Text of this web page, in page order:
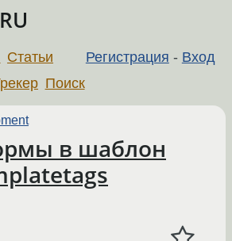
Регистрация - Вход
Статьи
Поиск
в шаблон